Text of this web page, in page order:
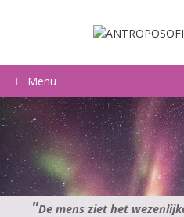
Menu
De mens ziet het